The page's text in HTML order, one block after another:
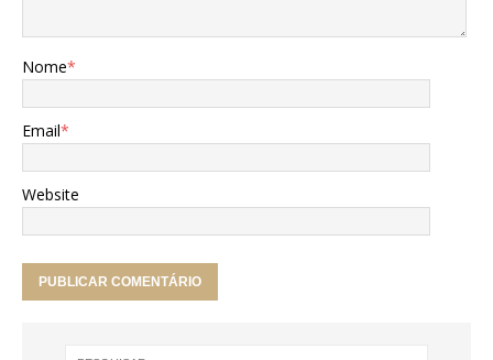
Nome*
Email*
Website